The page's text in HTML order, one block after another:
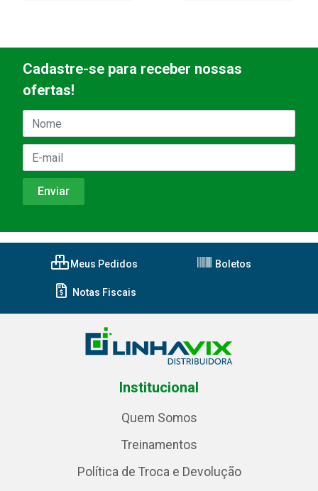
Cadastre-se para receber nossas
ofertas!
Meus Pedidos Boletos
Notas Fiscais
Institucional
Quem Somos
Treinamentos
Política de Troca e Devolução